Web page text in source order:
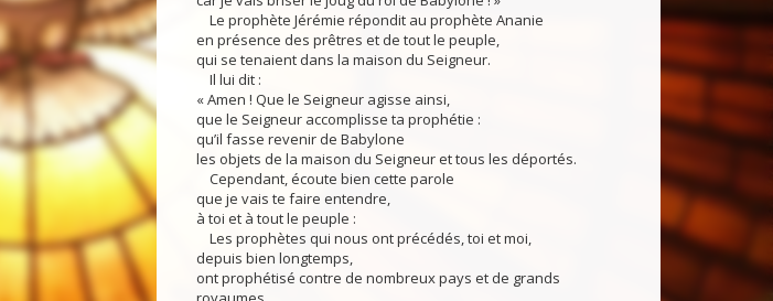
Le prophète Jérémie répondit au prophète Ananie
en présence des prêtres et de tout le peuple,
qui se tenaient dans la maison du Seigneur.
Il lui dit :
« Amen ! Que le Seigneur agisse ainsi,
que le Seigneur accomplisse ta prophétie :
qu’il fasse revenir de Babylone
les objets de la maison du Seigneur et tous les déportés.
Cependant, écoute bien cette parole
que je vais te faire entendre,
à toi et à tout le peuple :
Les prophètes qui nous ont précédés, toi et moi,
depuis bien longtemps,
ont prophétisé contre de nombreux pays et de grands